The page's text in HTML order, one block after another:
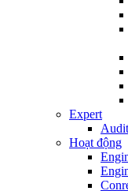
Expert
Hoạt động